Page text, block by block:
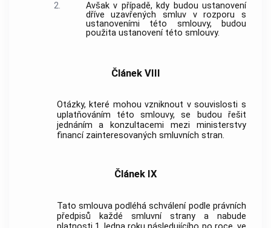
2.
Avšak v případě, kdy budou ustanovení
dříve uzavřených smluv v rozporu s
ustanoveními této smlouvy, budou
použita ustanovení této smlouvy.
Článek VIII
Otázky, které mohou vzniknout v souvislosti s
uplatňováním této smlouvy, se budou řešit
jednáním a konzultacemi mezi ministerstvy
financí zainteresovaných smluvních stran.
Článek IX
Tato smlouva podléhá schválení podle právních
předpisů každé smluvní strany a nabude